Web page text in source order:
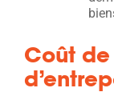
Coût